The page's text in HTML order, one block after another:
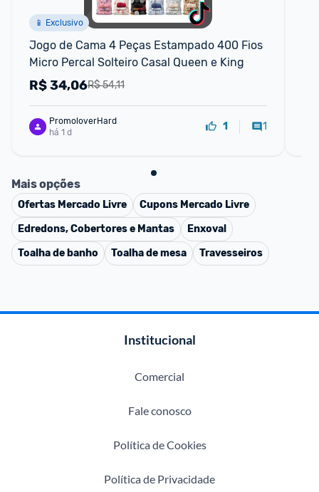
📱 Exclusivo
Jogo de Cama 4 Peças Estampado 400 Fios
Micro Percal Solteiro Casal Queen e King
R$ 54,11
R$34,06
PromoloverHard
há 1 d
1 1
Mais opções
Ofertas Mercado Livre Cupons Mercado Livre
Edredons, Cobertores e Mantas
Enxoval
Toalha de banho
Toalha de mesa Travesseiros
Institucional
Comercial
Fale conosco
Política de Cookies
Política de Privacidade